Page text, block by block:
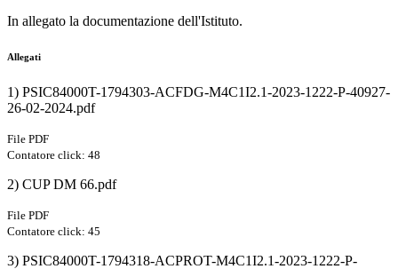
In allegato la documentazione dell'Istituto.
Allegati
1) PSIC84000T-1794303-ACFDG-M4C1I2.1-2023-1222-P-40927-
26-02-2024.pdf
File PDF
Contatore click: 48
2) CUP DM 66.pdf
File PDF
Contatore click: 45
3) PSIC84000T-1794318-ACPROT-M4C1I2.1-2023-1222-P-